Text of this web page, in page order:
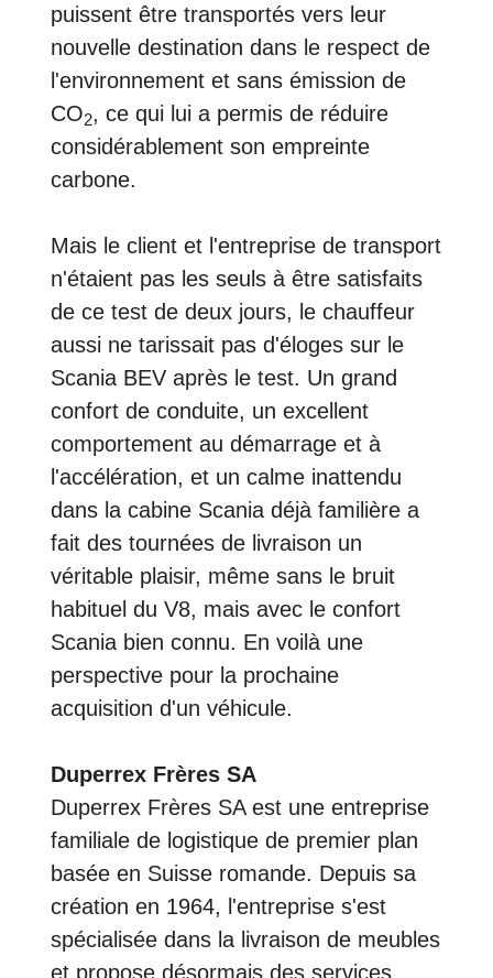
puissent être transportés vers leur
nouvelle destination dans le respect de
l'environnement et sans émission de
CO2, ce qui lui a permis de réduire
considérablement son empreinte
carbone.
Mais le client et l'entreprise de transport
n'étaient pas les seuls à être satisfaits
de ce test de deux jours, le chauffeur
aussi ne tarissait pas d'éloges sur le
Scania BEV après le test. Un grand
confort de conduite, un excellent
comportement au démarrage et à
l'accélération, et un calme inattendu
dans la cabine Scania déjà familière a
fait des tournées de livraison un
véritable plaisir, même sans le bruit
habituel du V8, mais avec le confort
Scania bien connu. En voilà une
perspective pour la prochaine
acquisition d'un véhicule.
Duperrex Frères SA
Duperrex Frères SA est une entreprise
familiale de logistique de premier plan
basée en Suisse romande. Depuis sa
création en 1964, l'entreprise s'est
spécialisée dans la livraison de meubles
et propose désormais des services